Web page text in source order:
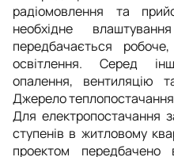
радіомовлення та
необхідне
передбачається
освітлення. Серед
опалення, вентиляцію
Джерело
Для електропостачання
ступенів в житловому
проектом передбачено